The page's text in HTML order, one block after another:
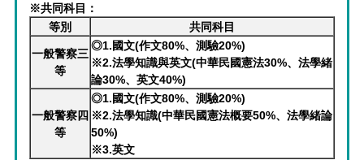
※共同科目：
等別
共同科目
一般警察三
等
◎1.國文(作文80%、測驗20%)
※2.法學知識與英文(中華民國憲法30%、法學緒
論30%、英文40%)
一般警察四
等
◎1.國文(作文80%、測驗20%)
※2.法學知識(中華民國憲法概要50%、法學緒論
50%)
※3.英文